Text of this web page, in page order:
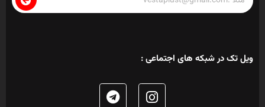
ویل تک در شبکه های اجتماعی :